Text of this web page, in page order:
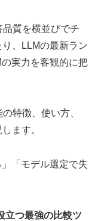
質を横並びでチ
、LLMの最新ラン
実力を客観的に把
特徴、使い方、
ます。
「モデル選定で失
立つ最強の比較ツ